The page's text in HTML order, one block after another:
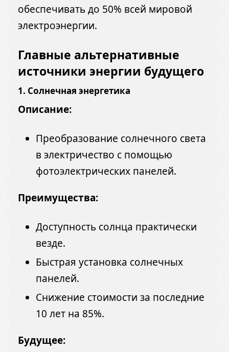
обеспечивать до 50% всей мировой
электроэнергии.
Главные альтернативные
источники энергии будущего
1. Солнечная энергетика
Описание:
Преобразование солнечного света
в электричество с помощью
фотоэлектрических панелей.
Преимущества:
Доступность солнца практически
везде.
Быстрая установка солнечных
панелей.
Снижение стоимости за последние
10 лет на 85%.
Будущее: